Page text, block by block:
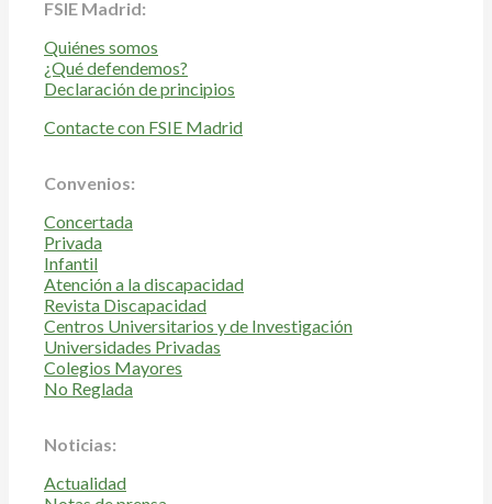
FSIE Madrid:
Quiénes somos
¿Qué defendemos?
Declaración de principios
Contacte con FSIE Madrid
Convenios:
Concertada
Privada
Infantil
Atención a la discapacidad
Revista Discapacidad
Centros Universitarios y de Investigación
Universidades Privadas
Colegios Mayores
No Reglada
Noticias:
Actualidad